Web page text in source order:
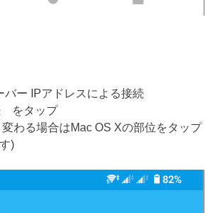
バー IPアドレスによる接続
をタップ
わる場合はMac OS Xの部位をタップ
)